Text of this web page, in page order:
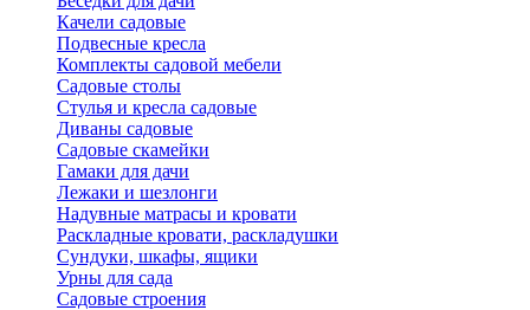
Качели садовые
Подвесные кресла
Комплекты садовой мебели
Садовые столы
Стулья и кресла садовые
Диваны садовые
Садовые скамейки
Гамаки для дачи
Лежаки и шезлонги
Надувные матрасы и кровати
Раскладные кровати, раскладушки
Сундуки, шкафы, ящики
Урны для сада
Садовые строения